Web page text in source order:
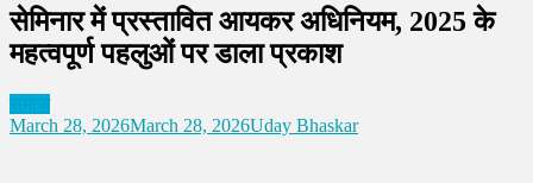
सेमिनार में प्रस्तावित आयकर अधिनियम, 2025 के
महत्वपूर्ण पहलुओं पर डाला प्रकाश
समाज
March 28, 2026March 28, 2026Uday Bhaskar